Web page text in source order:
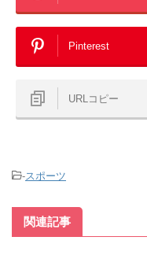
Pinterest
URLコピー
-スポーツ
関連記事